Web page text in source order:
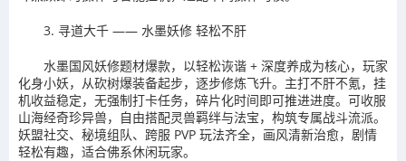
3. 寻道大千 —— 水墨妖修 轻松不肝
水墨国风妖修题材爆款，以轻松诙谐 + 深度养成为核心，玩家
化身小妖，从砍树爆装备起步，逐步修炼飞升。主打不肝不氪，挂
机收益稳定，无强制打卡任务，碎片化时间即可推进进度。可收服
山海经奇珍异兽，自由搭配灵兽羁绊与法宝，构筑专属战斗流派。
妖盟社交、秘境组队、跨服 PVP 玩法齐全，画风清新治愈，剧情
轻松有趣，适合佛系休闲玩家。